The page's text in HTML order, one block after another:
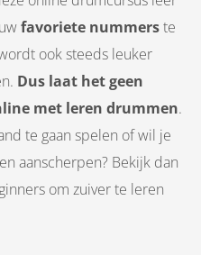
favoriete nummerste
ook steeds leuker
Dus laat het geen
met leren drummen.
te gaan spelen of wil je
aanscherpen? Bekijk dan
om zuiver te leren